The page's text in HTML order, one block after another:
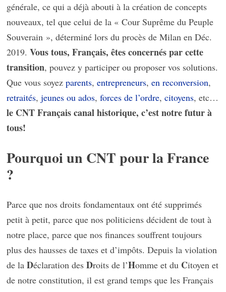
générale, ce qui a déjà abouti à la création de concepts
nouveaux, tel que celui de la « Cour Suprême du Peuple
Souverain », déterminé lors du procès de Milan en Déc.
2019.Vous tous, Français, êtes concernés par cette
transition, pouvez y participer ou proposer vos solutions.
Que vous soyezparents,entrepreneurs,en reconversion,
retraités,jeunes ou ados,forces de l’ordre,citoyens, etc…
le CNT Français canal historique, c’est notre futur à
tous!
Pourquoi un CNT pour la France
?
Parce que nos droits fondamentaux ont été supprimés
petit à petit, parce que nos politiciens décident de tout à
notre place, parce que nos finances souffrent toujours
plus des hausses de taxes et d’impôts. Depuis la violation
de laDéclaration desDroits de l’Homme et du Citoyen et
de notre constitution, il est grand temps que les Français